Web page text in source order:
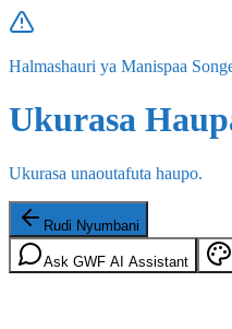
Halmashauri ya Manispaa
Ukurasa
Ukurasa unaoutafuta haupo.
Rudi Nyumbani
Ask GWF AI Assistant